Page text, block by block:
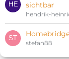
sichtbar
hendrik-
stefan88